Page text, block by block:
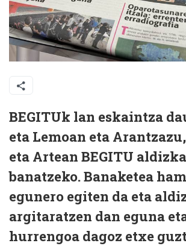
BEGITUk lan eskaintza
eta Lemoan eta
eta Artean BEGITU
banatzeko. Banaketea
egunero egiten da eta
argitaratzen dan eguna
hurrengoa dagoz etxe